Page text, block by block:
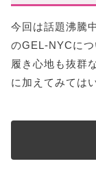
今回は話題沸騰
のGEL-NYCに
履き心地も抜群
に加えてみては